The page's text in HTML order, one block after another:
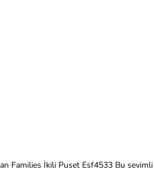
Families İkili Puset Esf4533 Bu